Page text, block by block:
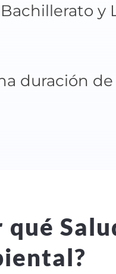
y
duración de
qué